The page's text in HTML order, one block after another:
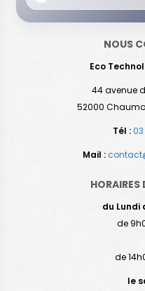
NOUS
Eco
44 avenue
52000
Tél :03
Mail :
HORAIRES
du Lundi
de
de
le